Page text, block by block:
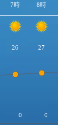
7時 8時
26 27